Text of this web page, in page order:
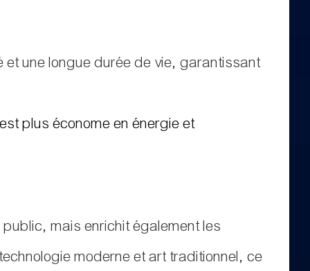
et une longue durée de vie, garantissant
plus économe en énergie et
mais enrichit également les
moderne et art traditionnel, ce